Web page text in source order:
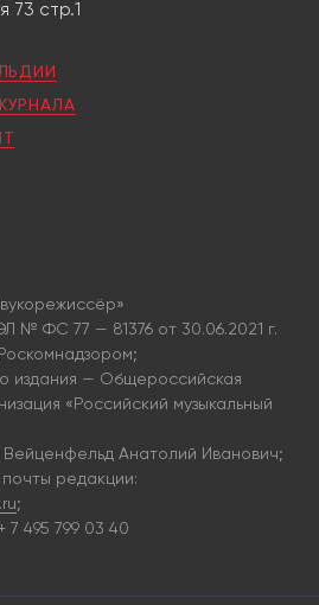
73 стр.1
№ ФС 77 — 81376 от 30.06.2021 г.
издания — Общероссийская
«Российский музыкальный
Вейценфельд Анатолий Иванович;
редакции:
;
7 495 799 03 40